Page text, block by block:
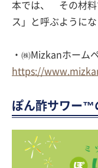
本では、 その材料
ス」と呼ぶようにな
・㈱Mizkanホーム
https://
ぽん酢サワー™